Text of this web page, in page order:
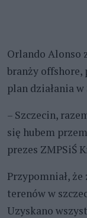
Orlando Alonso
branży offshore,
plan działania
– Szczecin,
się hubem
prezes ZMPSiŚ
Przypomniał,
terenów w
Uzyskano